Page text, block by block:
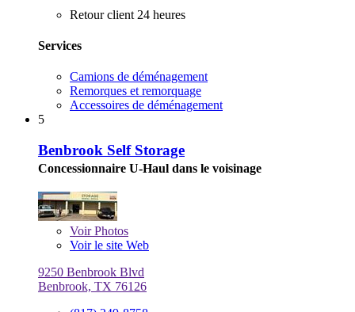
Retour client 24 heures
Services
Camions de déménagement
Remorques et remorquage
Accessoires de déménagement
5
Benbrook Self Storage
Concessionnaire U-Haul dans le voisinage
VoirPhotos
Voir le site Web
9250 Benbrook Blvd
Benbrook, TX 76126